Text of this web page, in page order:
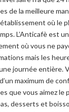
de la meilleure
où le
L’Anticafè est un
où vous ne
mais les
journée entière.
maximum de
que vous aimez le
desserts et